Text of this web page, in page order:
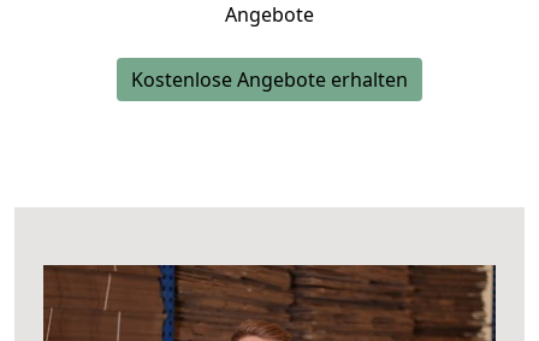
Angebote
Kostenlose Angebote erhalten